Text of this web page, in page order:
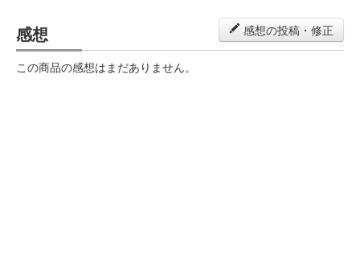
感想 感想の投稿・修正
この商品の感想はまだありません。